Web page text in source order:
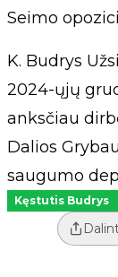
Seimo
K. Budrys
2024-ųjų
anksčiau
Dalios
saugumo
Kęstutis Budrys